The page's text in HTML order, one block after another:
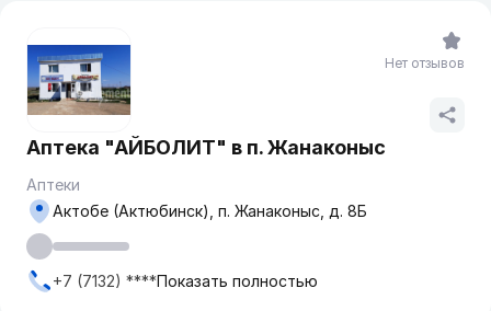
Аптека "АЙБОЛИТ" в п. Жанаконыс
Аптеки
Актобе (Актюбинск), п. Жанаконыс, д. 8Б
+7 (7132) ****Показать полностью
Нет отзывов